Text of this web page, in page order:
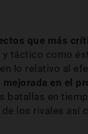
que más
táctico como
lo relativo al
mejorada en el
batallas en
los rivales así